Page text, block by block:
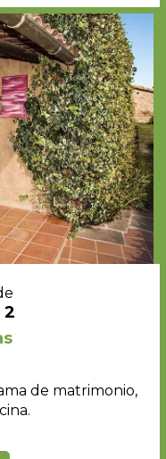
2
de matrimonio,